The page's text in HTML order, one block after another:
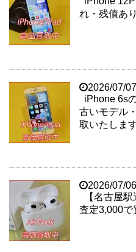
れ・残債あ
2026/07/07
iPhone 6s
古いモデル
取いたしま
2026/07/06
【名古屋
査定3,000で